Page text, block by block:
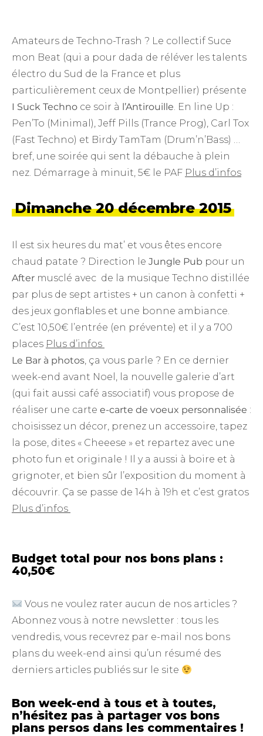
Amateurs de Techno-Trash ? Le collectif Suce
mon Beat (qui a pour dada de réléver les talents
électro du Sud de la France et plus
particulièrement ceux de Montpellier) présente
I Suck Techno ce soir à l’Antirouille. En line Up :
Pen’To (Minimal), Jeff Pills (Trance Prog), Carl Tox
(Fast Techno) et Birdy TamTam (Drum’n’Bass) …
bref, une soirée qui sent la débauche à plein
nez. Démarrage à minuit, 5€ le PAF Plus d’infos
Dimanche 20 décembre 2015
Il est six heures du mat’ et vous êtes encore
chaud patate ? Direction le Jungle Pub pour un
After musclé avec de la musique Techno distillée
par plus de sept artistes + un canon à confetti +
des jeux gonflables et une bonne ambiance.
C’est 10,50€ l’entrée (en prévente) et il y a 700
places Plus d’infos
Le Bar à photos, ça vous parle ? En ce dernier
week-end avant Noel, la nouvelle galerie d’art
(qui fait aussi café associatif) vous propose de
réaliser une carte e-carte de voeux personnalisée :
choisissez un décor, prenez un accessoire, tapez
la pose, dites « Cheeese » et repartez avec une
photo fun et originale ! Il y a aussi à boire et à
grignoter, et bien sûr l’exposition du moment à
découvrir. Ça se passe de 14h à 19h et c’est gratos
Plus d’infos
Budget total pour nos bons plans :
40,50€
Vous ne voulez rater aucun de nos articles ?
Abonnez vous à notre newsletter : tous les
vendredis, vous recevrez par e-mail nos bons
plans du week-end ainsi qu’un résumé des
derniers articles publiés sur le site
Bon week-end à tous et à toutes,
n’hésitez pas à partager vos bons
plans persos dans les commentaires !